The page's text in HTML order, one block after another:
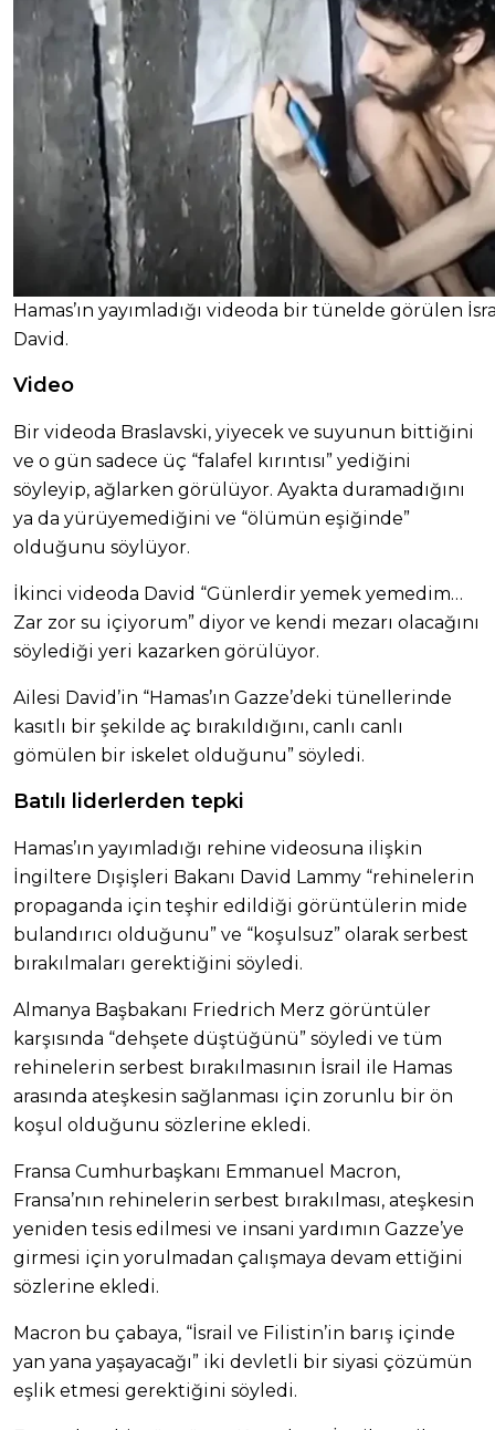
Hamas’ın yayımladığı videoda bir tünelde görülen
David.
Video
Bir videoda Braslavski, yiyecek ve suyunun bittiğini
ve o gün sadece üç “falafel kırıntısı” yediğini
söyleyip, ağlarken görülüyor. Ayakta duramadığını
ya da yürüyemediğini ve “ölümün eşiğinde”
olduğunu söylüyor.
İkinci videoda David “Günlerdir yemek yemedim…
Zar zor su içiyorum” diyor ve kendi mezarı olacağını
söylediği yeri kazarken görülüyor.
Ailesi David’in “Hamas’ın Gazze’deki tünellerinde
kasıtlı bir şekilde aç bırakıldığını, canlı canlı
gömülen bir iskelet olduğunu” söyledi.
Batılı liderlerden tepki
Hamas’ın yayımladığı rehine videosuna ilişkin
İngiltere Dışişleri Bakanı David Lammy “rehinelerin
propaganda için teşhir edildiği görüntülerin mide
bulandırıcı olduğunu” ve “koşulsuz” olarak serbest
bırakılmaları gerektiğini söyledi.
Almanya Başbakanı Friedrich Merz görüntüler
karşısında “dehşete düştüğünü” söyledi ve tüm
rehinelerin serbest bırakılmasının İsrail ile Hamas
arasında ateşkesin sağlanması için zorunlu bir ön
koşul olduğunu sözlerine ekledi.
Fransa Cumhurbaşkanı Emmanuel Macron,
Fransa’nın rehinelerin serbest bırakılması, ateşkesin
yeniden tesis edilmesi ve insani yardımın Gazze’ye
girmesi için yorulmadan çalışmaya devam ettiğini
sözlerine ekledi.
Macron bu çabaya, “İsrail ve Filistin’in barış içinde
yan yana yaşayacağı” iki devletli bir siyasi çözümün
eşlik etmesi gerektiğini söyledi.